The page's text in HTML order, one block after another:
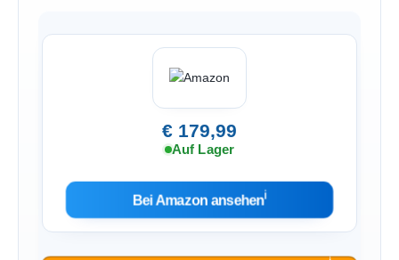
€ 179,99
Auf Lager
Bei Amazon ansehenℹ︎